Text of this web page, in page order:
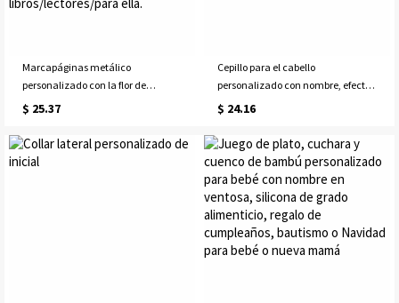
Marcapáginas metálico
personalizado con la flor de
nacimiento, elegante marcador de
prensadas, recuerdo
conmemorativo, regalo de
$ 25.37
Cepillo para el cabello
personalizado con nombre, efecto
nácar, inicial y flor de nacimiento,
para mujer, regalo de
cumpleaños/boda para
ella/mamá/damas de honor.
$ 24.16